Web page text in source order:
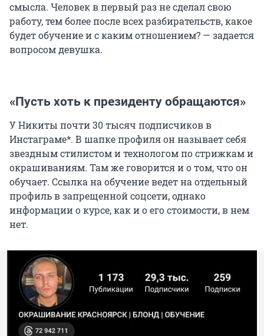
смысла. Человек в первый раз не сделал свою
работу, тем более после всех разбирательств, какое
будет обучение и с каким отношением? — задается
вопросом девушка.
«Пусть хоть к президенту обращаются»
У Никиты почти 30 тысяч подписчиков в
Инстаграме*. В шапке профиля он называет себя
звездным стилистом и технологом по стрижкам и
окрашиваниям. Там же говорится и о том, что он
обучает. Ссылка на обучение ведет на отдельный
профиль в запрещенной соцсети, однако
информации о курсе, как и о его стоимости, в нем
нет.